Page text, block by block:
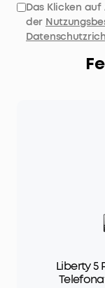
Das Klicken
der
Liberty 5 Pro | Guinness-